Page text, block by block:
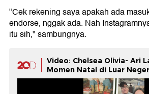
"Cek rekening saya apakah ada
endorse, nggak ada. Nah
itu sih," sambungnya.
Video: Chelsea Olivia- Ari
Momen Natal di Luar